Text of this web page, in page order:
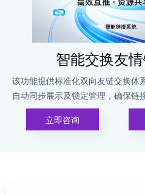
智能交换友
该功能提供标准化双向友链交换体
自动同步展示及锁定管理，确保链
后台设置与审核界
立即咨询